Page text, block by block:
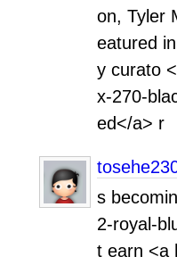
on, Tyler
eatured
y curato
x-270-
ed</a> r
s
2-royal-
t earn <a